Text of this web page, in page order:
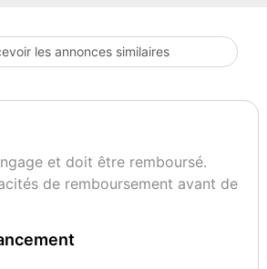
les annonces similaires
et doit être remboursé.
de remboursement avant de